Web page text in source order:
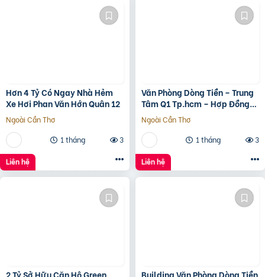
Hơn 4 Tỷ Có Ngay Nhà Hẻm
Xe Hơi Phan Văn Hớn Quân 12
Ngoài Cần Thơ
1 tháng
3
Liên hệ
Văn Phòng Dòng Tiền – Trung
Tâm Q1 Tp.hcm – Hợp Đồng
Thuê 250 Triệu/Tháng – 115
Tỷ
Ngoài Cần Thơ
1 tháng
3
Liên hệ